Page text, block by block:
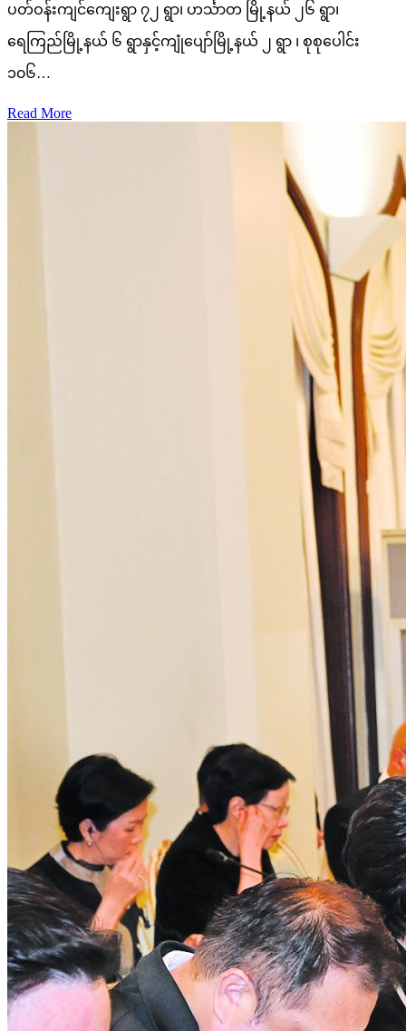
ပတ်ဝန်းကျင်ကျေးရွာ ၇၂ ရွာ၊ ဟင်္သာတ မြို့နယ် ၂၆ ရွာ၊
ရေကြည်မြို့နယ် ၆ ရွာနှင့်ကျုံပျော်မြို့နယ် ၂ ရွာ ၊ စုစုပေါင်း
၁၀၆…
Read More